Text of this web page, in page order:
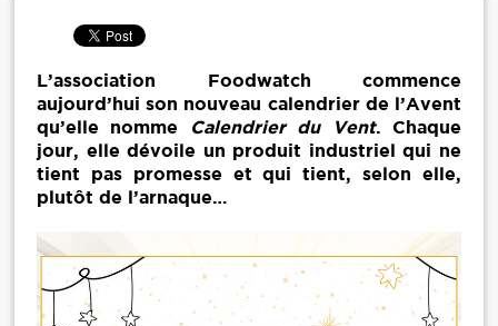
L’association Foodwatch commence
aujourd’hui son nouveau calendrier de l’Avent
qu’elle nomme
Calendrier du Vent. Chaque
jour, elle dévoile un produit industriel qui ne
tient pas promesse et qui tient, selon elle,
plutôt de l’arnaque…